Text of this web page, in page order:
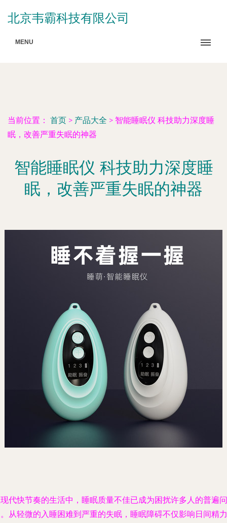
北京韦霸科技有限公司
MENU
当前位置： 首页 > 产品大全 > 智能睡眠仪 科技助力深度睡
眠，改善严重失眠的神器
智能睡眠仪 科技助力深度睡
眠，改善严重失眠的神器
代快节奏的生活中，睡眠质量不佳已成为困扰许多人的普遍问
从轻微的入睡困难到严重的失眠，睡眠障碍不仅影响日间精力